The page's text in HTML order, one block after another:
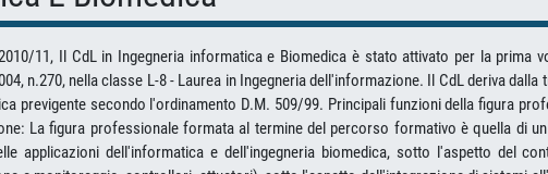
11, Il CdL in Ingegneria informatica e Biomedica è stato attivato per la prima
n.270, nella classe L-8 - Laurea in Ingegneria dell'informazione. Il CdL deriva
previgente secondo l'ordinamento D.M. 509/99. Principali funzioni della figura
La figura professionale formata al termine del percorso formativo è quella di
applicazioni dell'informatica e dell'ingegneria biomedica, sotto l'aspetto del